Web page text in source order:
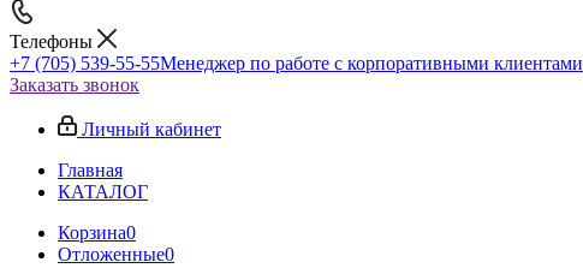
Телефоны
+7 (705) 539-55-55Менеджер по работе с корпоративными клиентами
Заказать звонок
Личный кабинет
Главная
КАТАЛОГ
Корзина0
Отложенные0